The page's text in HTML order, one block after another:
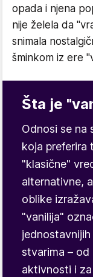
opada i njena
nije želela da
snimala
šminkom iz ere
Šta je
Odnosi se na
koja preferira
"klasične"
alternativne,
oblike
"vanilija"
stvarima –
aktivnosti i